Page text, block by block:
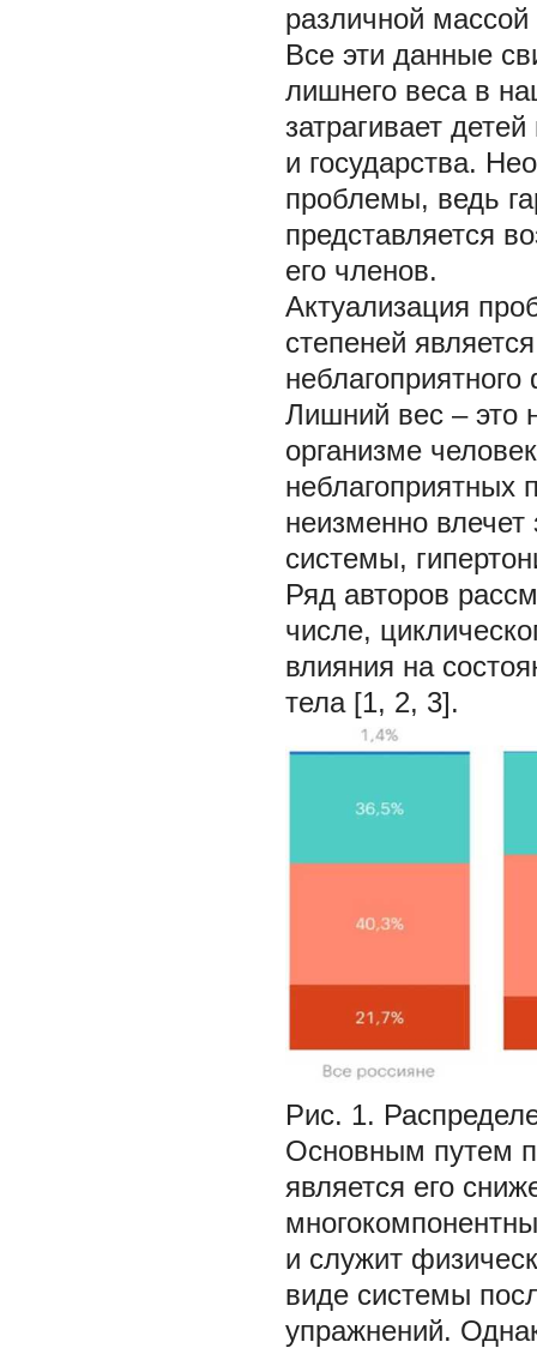
различной массой
Все эти данные
лишнего веса в
затрагивает
и государства.
проблемы, ведь
представляется
его членов.
Актуализация
степеней
Лишний вес – это
организме
неблагоприятных
неизменно влечет
системы,
Ряд авторов
числе,
влияния на
тела [1, 2, 3].
Рис. 1.
Основным путем
является его
и служит
виде системы
упражнений.